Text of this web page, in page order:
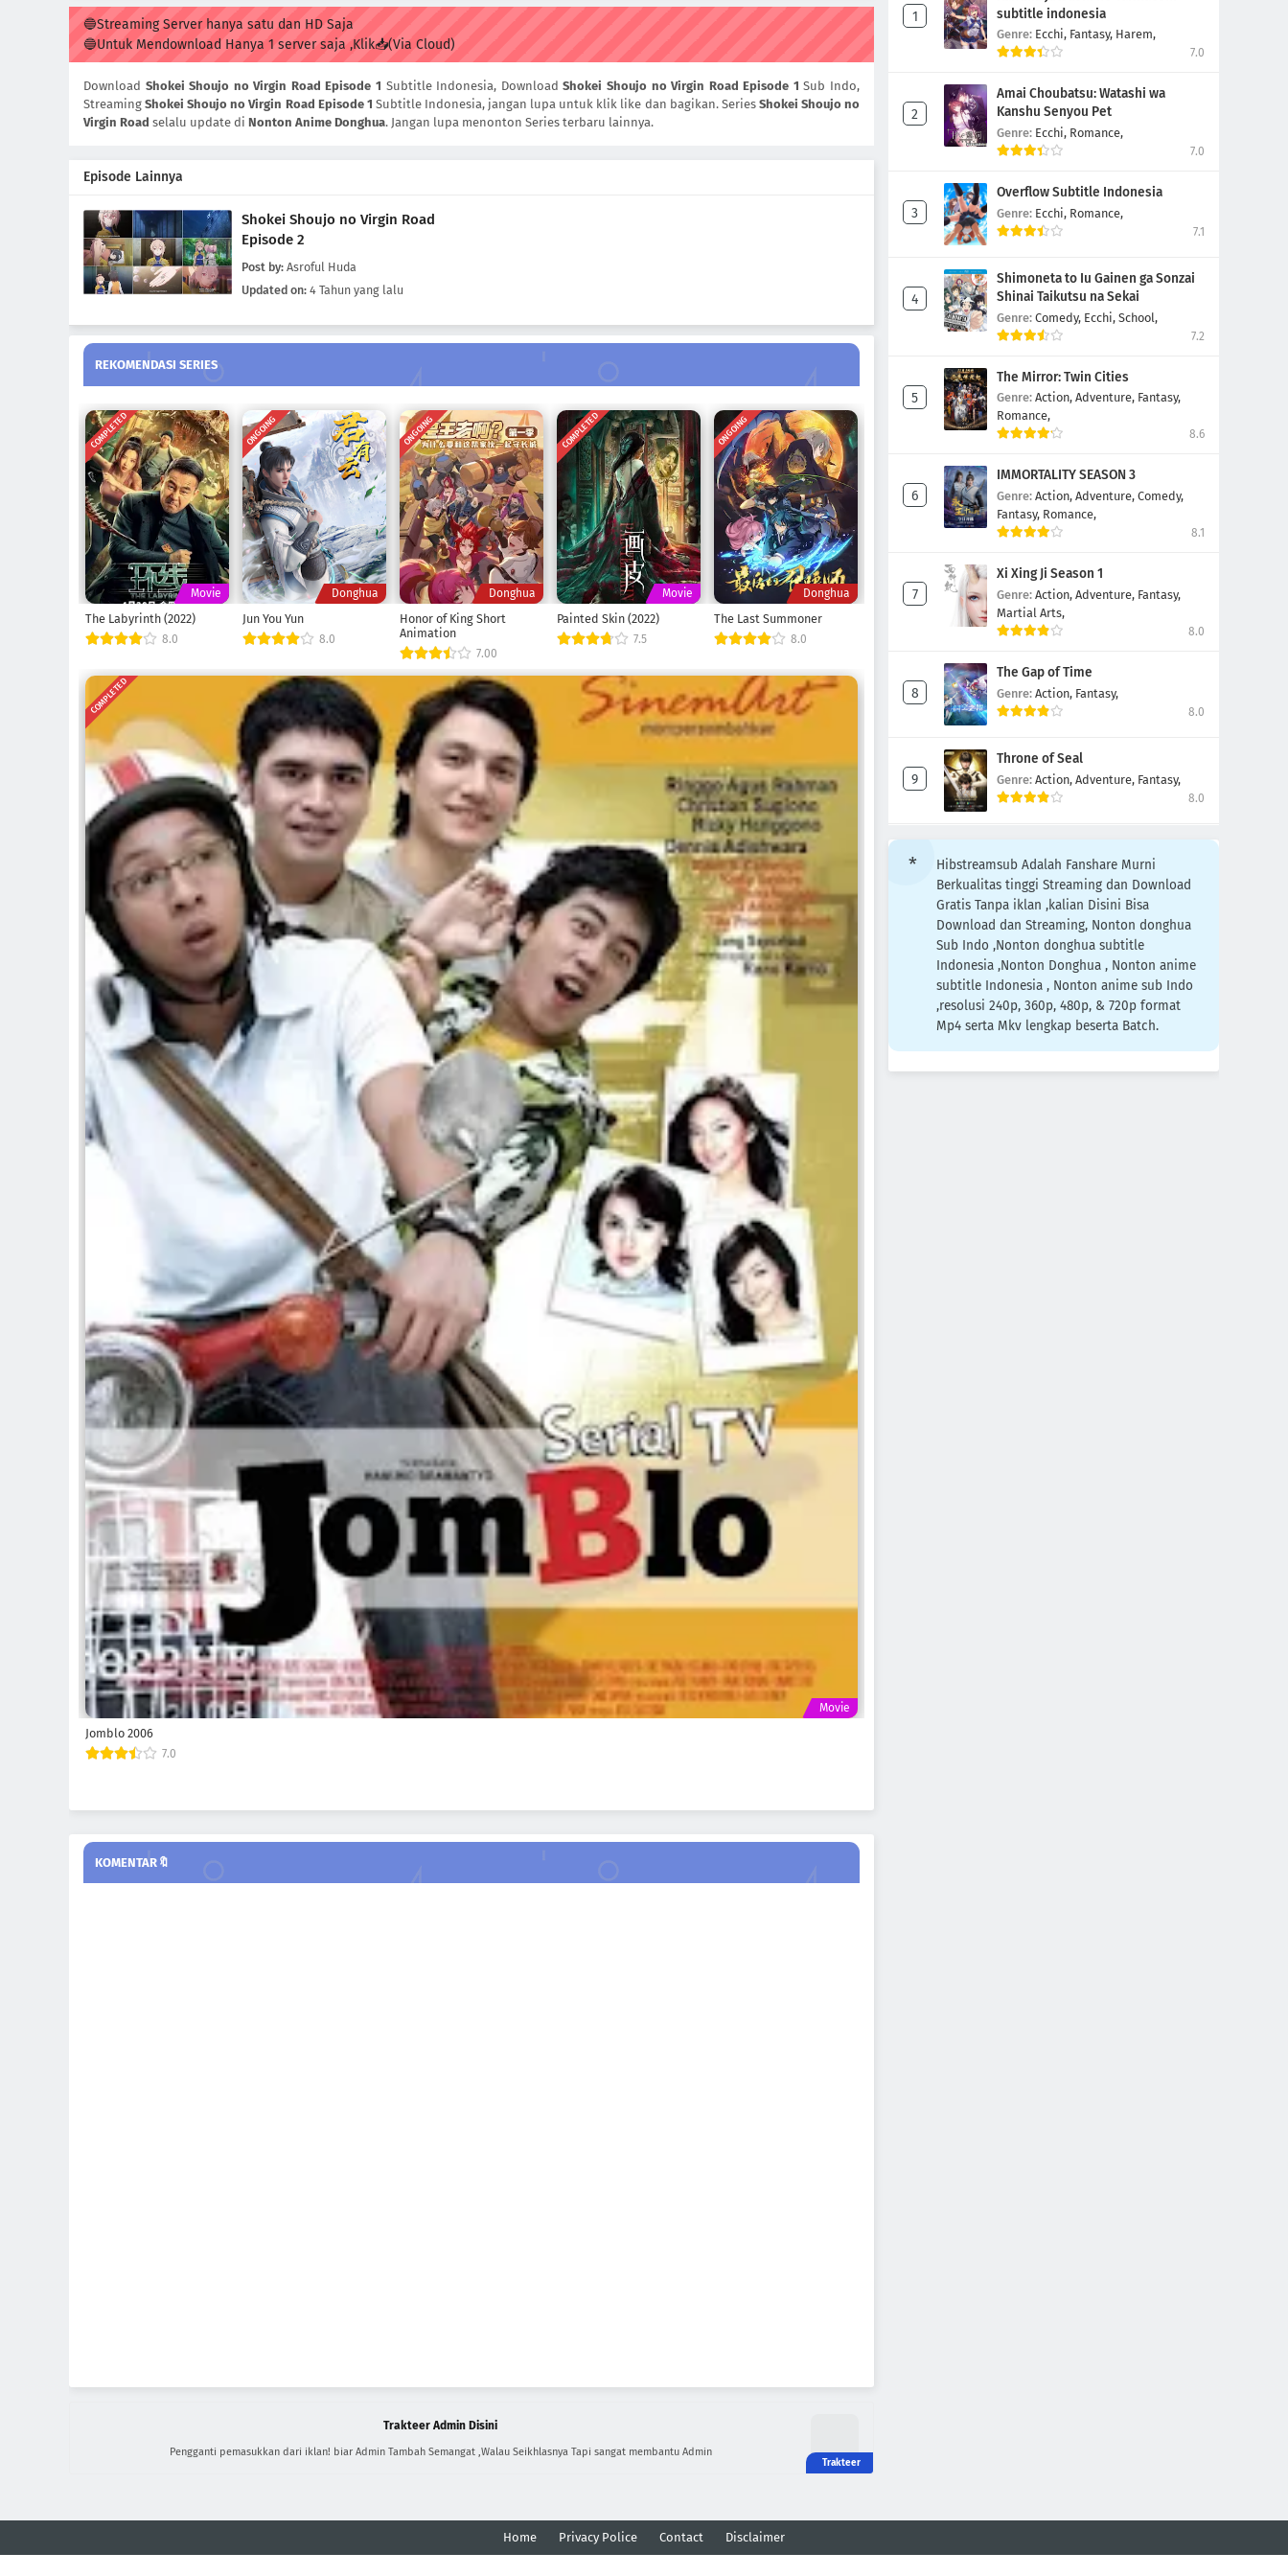
🔵Streaming Server hanya satu dan HD Saja
🔵Untuk Mendownload Hanya 1 server saja ,Klik📥(Via Cloud)
Download Shokei Shoujo no Virgin Road Episode 1 Subtitle Indonesia, DownloadShokei Shoujo no Virgin Road Episode 1 Sub Indo,
StreamingShokei Shoujo no Virgin Road Episode 1 Subtitle Indonesia, jangan lupa untuk klik like dan bagikan. Series Shokei Shoujo no
Virgin Road selalu update di Nonton Anime Donghua. Jangan lupa menonton Series terbaru lainnya.
Episode Lainnya
Shokei Shoujo no Virgin Road
Episode 2
Post by: Asroful Huda
Updated on: 4 Tahun yang lalu
REKOMENDASI SERIES
COMPLETED
Movie
The Labyrinth (2022)
8.0
ONGOING
Donghua
Jun You Yun
8.0
ONGOING
Donghua
Honor of King Short
Animation
7.00
COMPLETED
Movie
Painted Skin (2022)
7.5
ONGOING
Donghua
The Last Summoner
8.0
COMPLETED
Movie
Jomblo 2006
7.0
KOMENTAR🔖
Trakteer Admin Disini
Pengganti pemasukkan dari iklan! biar Admin Tambah Semangat ,Walau Seikhlasnya Tapi sangat membantu Admin
Episode 1
Eps 1 -4 Tahun yang lalu
subtitle indonesia
Genre: Ecchi, Fantasy, Harem,
7.0
Amai Choubatsu: Watashi wa
Kanshu Senyou Pet
Genre: Ecchi, Romance,
7.0
Overflow Subtitle Indonesia
Genre: Ecchi, Romance,
7.1
Shimoneta to Iu Gainen ga Sonzai
Shinai Taikutsu na Sekai
Genre: Comedy, Ecchi, School,
7.2
The Mirror: Twin Cities
Genre: Action, Adventure, Fantasy,
Romance,
8.6
IMMORTALITY SEASON 3
Genre: Action, Adventure, Comedy,
Fantasy, Romance,
8.1
Xi Xing Ji Season 1
Genre: Action, Adventure, Fantasy,
Martial Arts,
8.0
The Gap of Time
Genre: Action, Fantasy,
8.0
Throne of Seal
Genre: Action, Adventure, Fantasy,
8.0
Hibstreamsub Adalah Fanshare Murni
Berkualitas tinggi Streaming dan Download
Gratis Tanpa iklan ,kalian Disini Bisa
Download dan Streaming, Nonton donghua
Sub Indo ,Nonton donghua subtitle
Indonesia ,Nonton Donghua , Nonton anime
subtitle Indonesia , Nonton anime sub Indo
,resolusi 240p, 360p, 480p, & 720p format
Mp4 serta Mkv lengkap beserta Batch.
Home Privacy Police Contact Disclaimer